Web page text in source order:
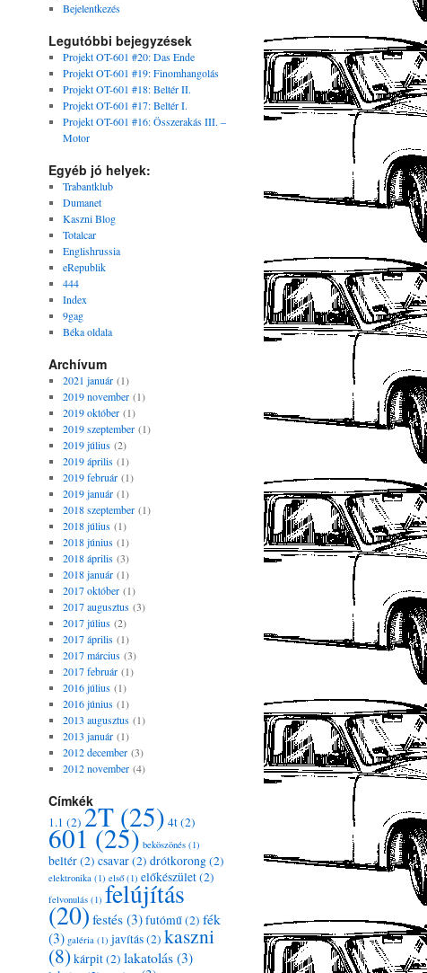
Bejelentkezés
Legutóbbi bejegyzések
Projekt OT-601 #20: Das Ende
Projekt OT-601 #19: Finomhangolás
Projekt OT-601 #18: Beltér II.
Projekt OT-601 #17: Beltér I.
Projekt OT-601 #16: Összerakás III. –
Motor
Egyéb jó helyek:
Trabantklub
Dumanet
Kaszni Blog
Totalcar
Englishrussia
eRepublik
444
Index
9gag
Béka oldala
Archívum
2021 január(1)
2019 november(1)
2019 október(1)
2019 szeptember(1)
2019 július(2)
2019 április(1)
2019 február(1)
2019 január(1)
2018 szeptember(1)
2018 július(1)
2018 június(1)
2018 április(3)
2018 január(1)
2017 október(1)
2017 augusztus(3)
2017 július(2)
2017 április(1)
2017 március(3)
2017 február(1)
2016 július(1)
2016 június(1)
2013 augusztus(1)
2013 január(1)
2012 december(3)
2012 november(4)
Címkék
1.1 (2) 2T (25) 4t(2)
601(25) beköszönés (1)
beltér(2) csavar(2) drótkorong(2)
elektronika (1) első(1) előkészület(2)
felvonulás (1) felújítás
(20)festés(3)futómű(2) fék
(3) galéria (1) javítás(2) kaszni
(8)kárpit(2) lakatolás(3)